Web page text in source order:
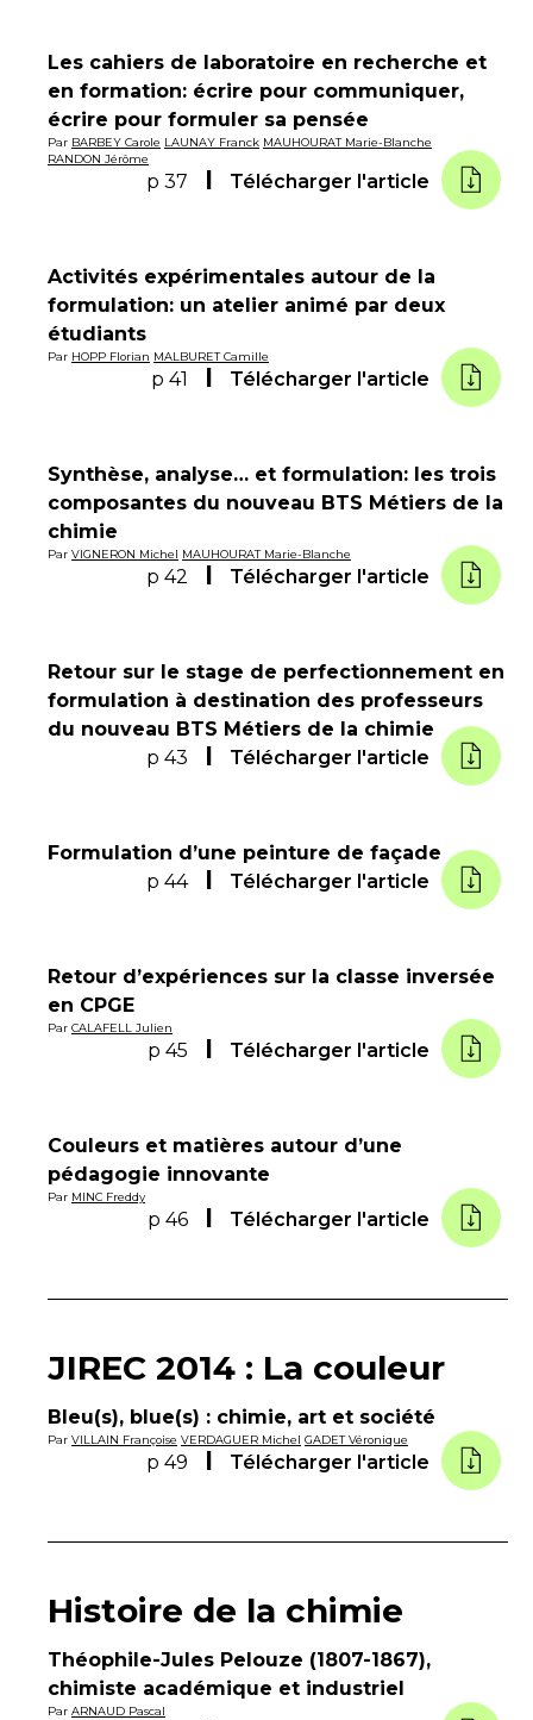
Les cahiers de laboratoire en recherche et
en formation: écrire pour communiquer,
écrire pour formuler sa pensée
Par BARBEY Carole LAUNAY Franck MAUHOURAT Marie-Blanche
RANDON Jérôme
p 37 Télécharger l'article
Activités expérimentales autour de la
formulation: un atelier animé par deux
étudiants
Par HOPP Florian MALBURET Camille
p 41 Télécharger l'article
Synthèse, analyse… et formulation: les trois
composantes du nouveau BTS Métiers de la
chimie
Par VIGNERON Michel MAUHOURAT Marie-Blanche
p 42 Télécharger l'article
Retour sur le stage de perfectionnement en
formulation à destination des professeurs
du nouveau BTS Métiers de la chimie
p 43
Télécharger l'article
Formulation d’une peinture de façade
p 44
Télécharger l'article
Retour d’expériences sur la classe inversée
en CPGE
Par CALAFELL Julien
p 45 Télécharger l'article
Couleurs et matières autour d’une
pédagogie innovante
Par MINC Freddy
p 46 Télécharger l'article
JIREC 2014 : La couleur
Bleu(s), blue(s) : chimie, art et société
Par VILLAIN Françoise VERDAGUER Michel GADET Véronique
p 49 Télécharger l'article
Histoire de la chimie
Théophile-Jules Pelouze (1807-1867),
chimiste académique et industriel
Par ARNAUD Pascal